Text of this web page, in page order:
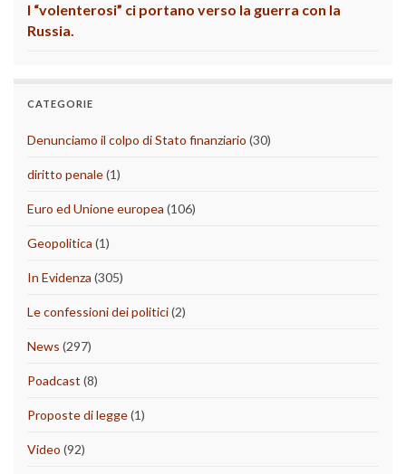
I “volenterosi” ci portano verso la guerra con la
Russia.
CATEGORIE
Denunciamo il colpo di Stato finanziario (30)
diritto penale(1)
Euro ed Unione europea (106)
Geopolitica (1)
In Evidenza (305)
Le confessioni dei politici(2)
News (297)
Poadcast (8)
Proposte di legge(1)
Video (92)